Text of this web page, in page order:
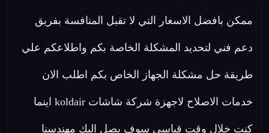
ممكن بافضل الاسعار التي لا تقبل المنافسة بفريق
دعم فني لتحديد المشكلة الخاصة بكم واطلاعكم علي
طريقة حل مشكلة الجهاز الخاص بكم اطلب الان
خدمات الاصلاح لاجهزة شركة شاشات koldair اينما
كنت خلال وقت قياسي سوف يصل اليك مهندسنا